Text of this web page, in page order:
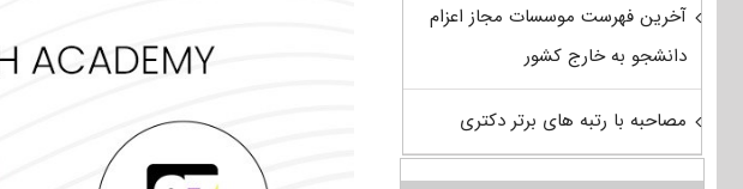
آخرین فهرست موسسات مجاز اعزام
دانشجو به خارج کشور
مصاحبه با رتبه های برتر دکتری